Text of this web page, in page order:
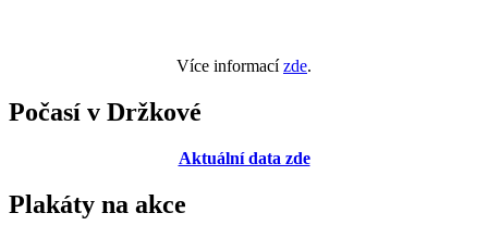
Více informacízde.
Počasí v Držkové
Aktuální data zde
Plakáty na akce